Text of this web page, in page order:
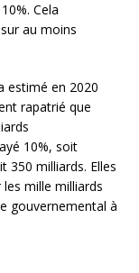
Cela
au moins
estimé en 2020
rapatrié que
10%, soit
350 milliards. Elles
mille milliards
gouvernemental à